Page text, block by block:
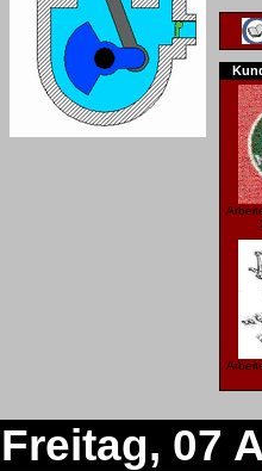
Freitag, 07